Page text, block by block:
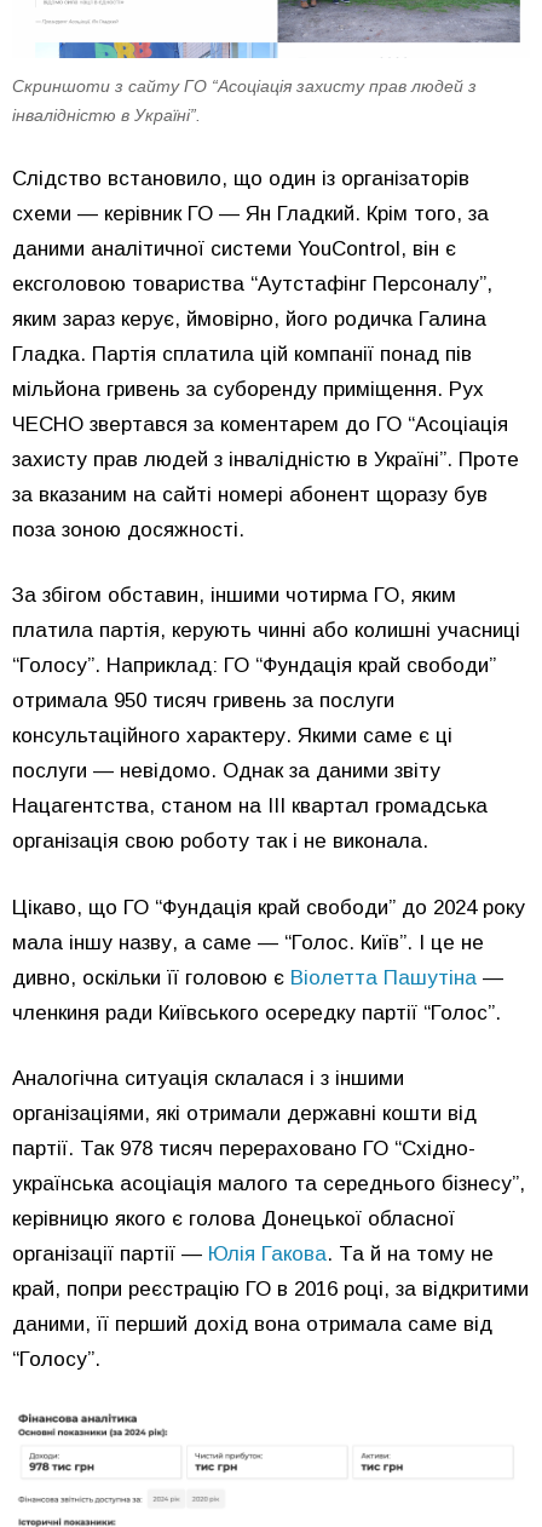
Скриншоти з сайту ГО “Асоціація захисту прав людей з
інвалідністю в Україні”.
Слідство встановило, що один із організаторів
схеми — керівник ГО — Ян Гладкий. Крім того, за
даними аналітичної системи YouControl, він є
ексголовою товариства “Аутстафінг Персоналу”,
яким зараз керує, ймовірно, його родичка Галина
Гладка. Партія сплатила цій компанії понад пів
мільйона гривень за суборенду приміщення. Рух
ЧЕСНО звертався за коментарем до ГО “Асоціація
захисту прав людей з інвалідністю в Україні”. Проте
за вказаним на сайті номері абонент щоразу був
поза зоною досяжності.
За збігом обставин, іншими чотирма ГО, яким
платила партія, керують чинні або колишні учасниці
“Голосу”. Наприклад: ГО “Фундація край свободи”
отримала 950 тисяч гривень за послуги
консультаційного характеру. Якими саме є ці
послуги — невідомо. Однак за даними звіту
Нацагентства, станом на III квартал громадська
організація свою роботу так і не виконала.
Цікаво, що ГО “Фундація край свободи” до 2024 року
мала іншу назву, а саме — “Голос. Київ”. І це не
дивно, оскільки її головою є Віолетта Пашутіна —
членкиня ради Київського осередку партії “Голос”.
Аналогічна ситуація склалася і з іншими
організаціями, які отримали державні кошти від
партії. Так 978 тисяч перераховано ГО “Східно-
українська асоціація малого та середнього бізнесу”,
керівницю якого є голова Донецької обласної
організації партії — Юлія Гакова. Та й на тому не
край, попри реєстрацію ГО в 2016 році, за відкритими
даними, її перший дохід вона отримала саме від
“Голосу”.